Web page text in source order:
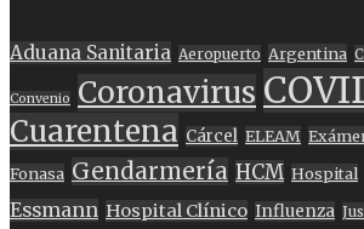
Aduana Sanitaria Aeropuerto Argentina
Convenio Coronavirus
Cuarentena Cárcel ELEAM
Fonasa Gendarmería HCM Hospital
Essmann Hospital Clínico Influenza